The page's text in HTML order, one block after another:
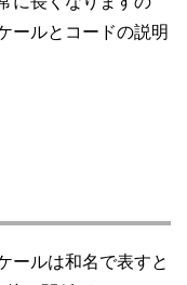
ールとコードの説明
ールは和名で表すと